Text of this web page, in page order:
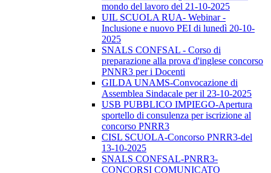
mondo del lavoro del 21-10-2025
UIL SCUOLA RUA- Webinar -
Inclusione e nuovo PEI di lunedì 20-10-
2025
SNALS CONFSAL - Corso di
preparazione alla prova d'inglese concorso
PNNR3 per i Docenti
GILDA UNAMS-Convocazione di
Assemblea Sindacale per il 23-10-2025
USB PUBBLICO IMPIEGO-Apertura
sportello di consulenza per iscrizione al
concorso PNRR3
CISL SCUOLA-Concorso PNRR3-del
13-10-2025
SNALS CONFSAL-PNRR3-
CONCORSI COMUNICATO